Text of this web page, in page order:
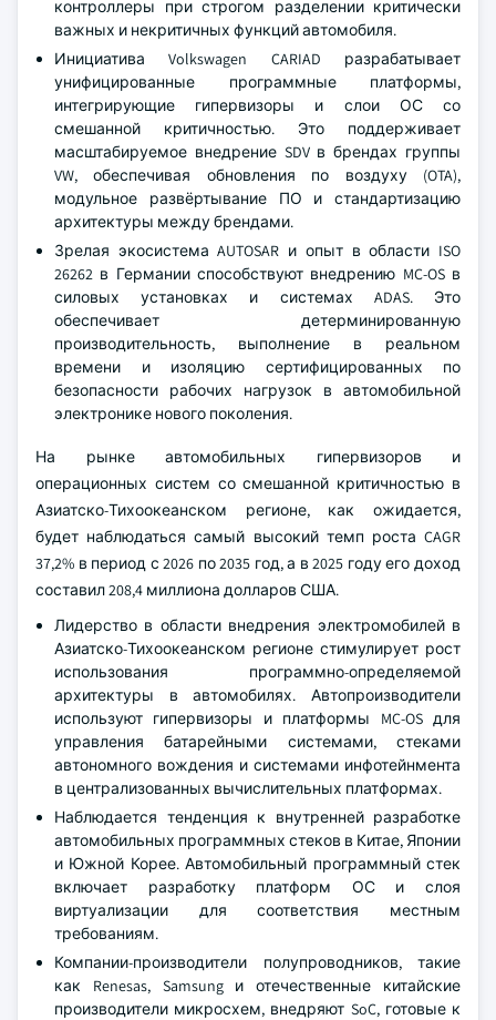
контроллеры при строгом разделении критически
важных и некритичных функций автомобиля.
Инициатива Volkswagen CARIAD разрабатывает
унифицированные программные платформы,
интегрирующие гипервизоры и слои ОС со
смешанной критичностью. Это поддерживает
масштабируемое внедрение SDV в брендах группы
VW, обеспечивая обновления по воздуху (OTA),
модульное развёртывание ПО и стандартизацию
архитектуры между брендами.
Зрелая экосистема AUTOSAR и опыт в области ISO
26262 в Германии способствуют внедрению MC-OS в
силовых установках и системах ADAS. Это
обеспечивает детерминированную
производительность, выполнение в реальном
времени и изоляцию сертифицированных по
безопасности рабочих нагрузок в автомобильной
электронике нового поколения.
На рынке автомобильных гипервизоров и
операционных систем со смешанной критичностью в
Азиатско-Тихоокеанском регионе, как ожидается,
будет наблюдаться самый высокий темп роста CAGR
37,2% в период с 2026 по 2035 год, а в 2025 году его доход
составил 208,4 миллиона долларов США.
Лидерство в области внедрения электромобилей в
Азиатско-Тихоокеанском регионе стимулирует рост
использования программно-определяемой
архитектуры в автомобилях. Автопроизводители
используют гипервизоры и платформы MC-OS для
управления батарейными системами, стеками
автономного вождения и системами инфотейнмента
в централизованных вычислительных платформах.
Наблюдается тенденция к внутренней разработке
автомобильных программных стеков в Китае, Японии
и Южной Корее. Автомобильный программный стек
включает разработку платформ ОС и слоя
виртуализации для соответствия местным
требованиям.
Компании-производители полупроводников, такие
как Renesas, Samsung и отечественные китайские
производители микросхем, внедряют SoC, готовые к